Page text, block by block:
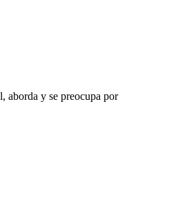
aborda y se preocupa por